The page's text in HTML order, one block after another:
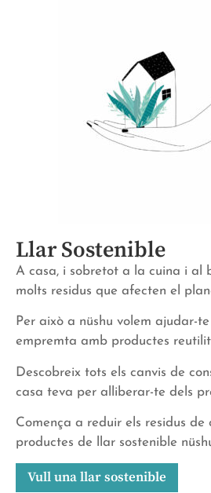
Llar Sostenible
A casa, i sobretot a la cuina i al
molts residus que afecten el
Per això a nüshu volem ajudar-
empremta amb productes
Descobreix tots els canvis de
casa teva per alliberar-te dels
Comença a reduir els residus de
productes de llar sostenible
Vull una llar sostenible